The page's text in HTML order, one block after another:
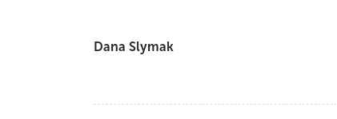
Dana Slymak